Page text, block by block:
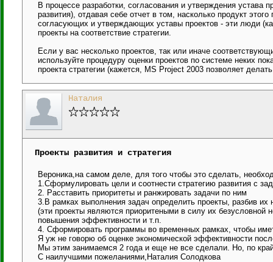
В процессе разработки, согласования и утверждения устава
развития), отдавая себе отчет в том, насколько продукт
согласующих и утверждающих уставы проектов - эти люди
проекты на соответствие стратегии.
Если у вас несколько проектов, так или иначе
используйте процедуру оценки проектов по системе неких
проекта стратегии (кажется, MS Project 2003 позволяет
Наталия
Проекты развития и стратегия
Вероника,на самом деле, для того чтобы это сделать,
1.Сформулировать цели и соотнести стратегию развития с
2. Расставить приоритеты и ранжировать задачи по ним
3.В рамках выполнения задач определить проекты, разбив
(эти проекты являются приоритеными в силу их безусловной
повышения эффективности и т.п.
4. Сформировать программы во временных рамках, чтобы
Я уж не говорю об оценке экономической эффективности
Мы этим занимаемся 2 года и еще не все сделали. Но, по
С наилучшими пожеланиями,Наталия Солодкова